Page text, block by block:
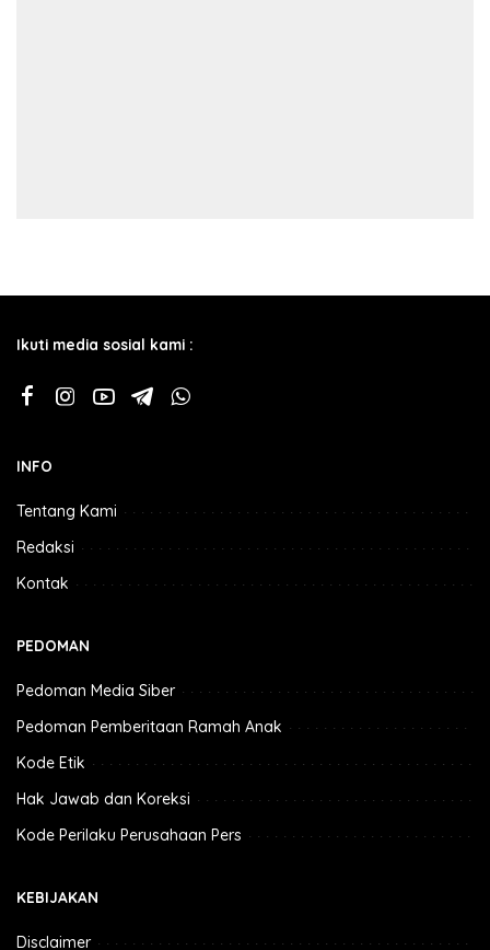
Ikuti media sosial kami :
INFO
Tentang Kami
Redaksi
Kontak
PEDOMAN
Pedoman Media Siber
Pedoman Pemberitaan Ramah Anak
Kode Etik
Hak Jawab dan Koreksi
Kode Perilaku Perusahaan Pers
KEBIJAKAN
Disclaimer